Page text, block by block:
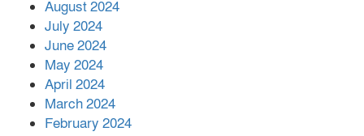
August 2024
July 2024
June 2024
May 2024
April 2024
March 2024
February 2024